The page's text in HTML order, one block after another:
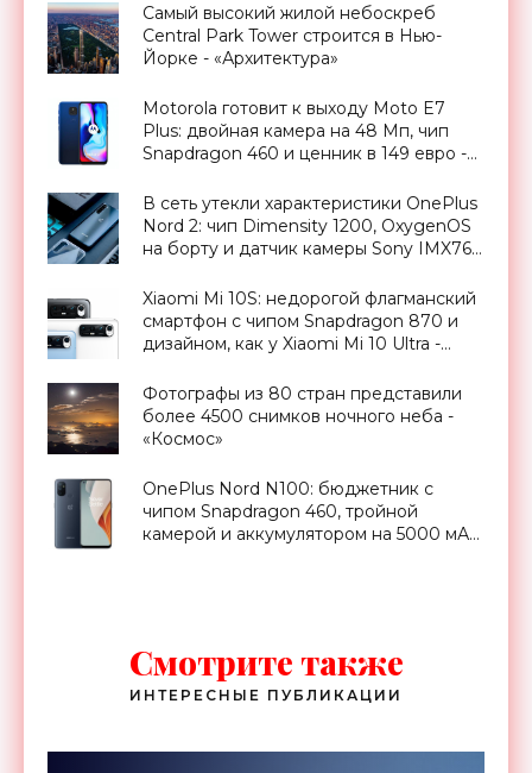
Самый высокий жилой небоскреб
Central Park Tower строится в Нью-
Йорке - «Архитектура»
Motorola готовит к выходу Moto E7
Plus: двойная камера на 48 Мп, чип
Snapdragon 460 и ценник в 149 евро -
В сеть утекли характеристики OnePlus
Nord 2: чип Dimensity 1200, OxygenOS
на борту и датчик камеры Sony IMX766,
Xiaomi Mi 10S: недорогой флагманский
смартфон с чипом Snapdragon 870 и
дизайном, как у Xiaomi Mi 10 Ultra -
Фотографы из 80 стран представили
более 4500 снимков ночного неба -
«Космос»
OnePlus Nord N100: бюджетник с
чипом Snapdragon 460, тройной
камерой и аккумулятором на 5000 мАч
Смотрите также
ИНТЕРЕСНЫЕ ПУБЛИКАЦИИ